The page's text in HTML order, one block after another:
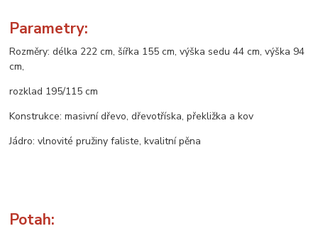
Parametry:
Rozměry: délka 222 cm, šířka 155 cm, výška sedu 44 cm, výška 94
cm,
rozklad 195/115 cm
Konstrukce: masivní dřevo, dřevotříska, překližka a kov
Jádro: vlnovité pružiny faliste, kvalitní pěna
Potah: